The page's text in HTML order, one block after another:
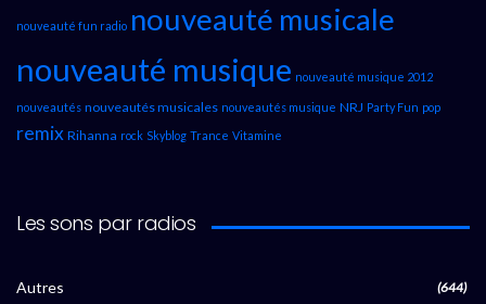
nouveauté fun radio nouveauté musicale
nouveauté musique nouveauté musique 2012
nouveautés nouveautés musicales nouveautés musique NRJ Party Fun pop
remix Rihanna rock Skyblog Trance Vitamine
Les sons par radios
Autres (644)